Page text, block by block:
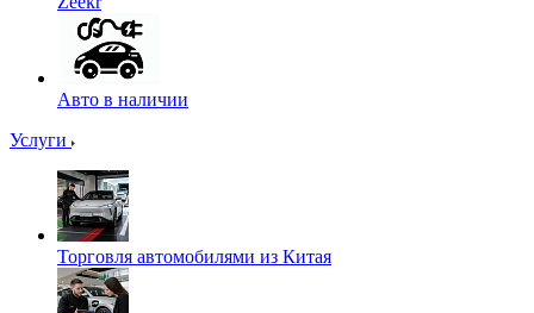
Авто в наличии
Услуги
Торговля автомобилями из Китая